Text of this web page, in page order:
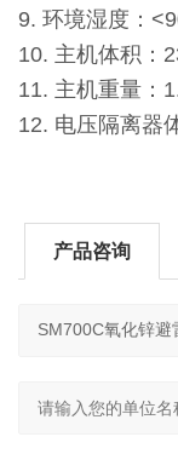
9. 环境湿度：
10. 主机体积：
11. 主机重量：
12. 电压隔离器
产品咨询